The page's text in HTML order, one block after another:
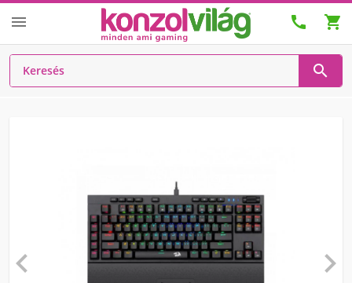
  

 